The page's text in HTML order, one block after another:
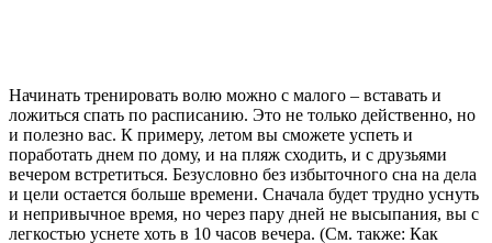
Начинать тренировать волю можно с малого – вставать и
ложиться спать по расписанию. Это не только действенно, но
и полезно вас. К примеру, летом вы сможете успеть и
поработать днем по дому, и на пляж сходить, и с друзьями
вечером встретиться. Безусловно без избыточного сна на дела
и цели остается больше времени. Сначала будет трудно уснуть
и непривычное время, но через пару дней не высыпания, вы с
легкостью уснете хоть в 10 часов вечера. (См. также: Как